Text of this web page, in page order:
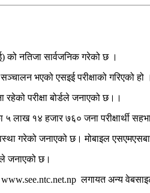
को नतिजा सार्वजनिक गरेको छ ।
भएको एसइई परीक्षाको गरिएको हो ।
परीक्षा बोर्डले जनाएको छ।।
लाख १४ हजार ७६० जना परीक्षार्थी
व्यवस्था गरेको जनाएको छ। मोबाइल
जनाएको छ।
लगायत अन्य